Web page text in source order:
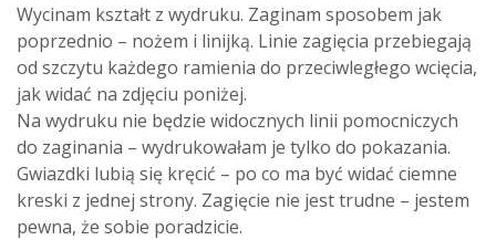
Wycinam kształt z wydruku. Zaginam sposobem jak
poprzednio – nożem i linijką. Linie zagięcia przebiegają
od szczytu każdego ramienia do przeciwległego wcięcia,
jak widać na zdjęciu poniżej.
Na wydruku nie będzie widocznych linii pomocniczych
do zaginania – wydrukowałam je tylko do pokazania.
Gwiazdki lubią się kręcić – po co ma być widać ciemne
kreski z jednej strony. Zagięcie nie jest trudne – jestem
pewna, że sobie poradzicie.